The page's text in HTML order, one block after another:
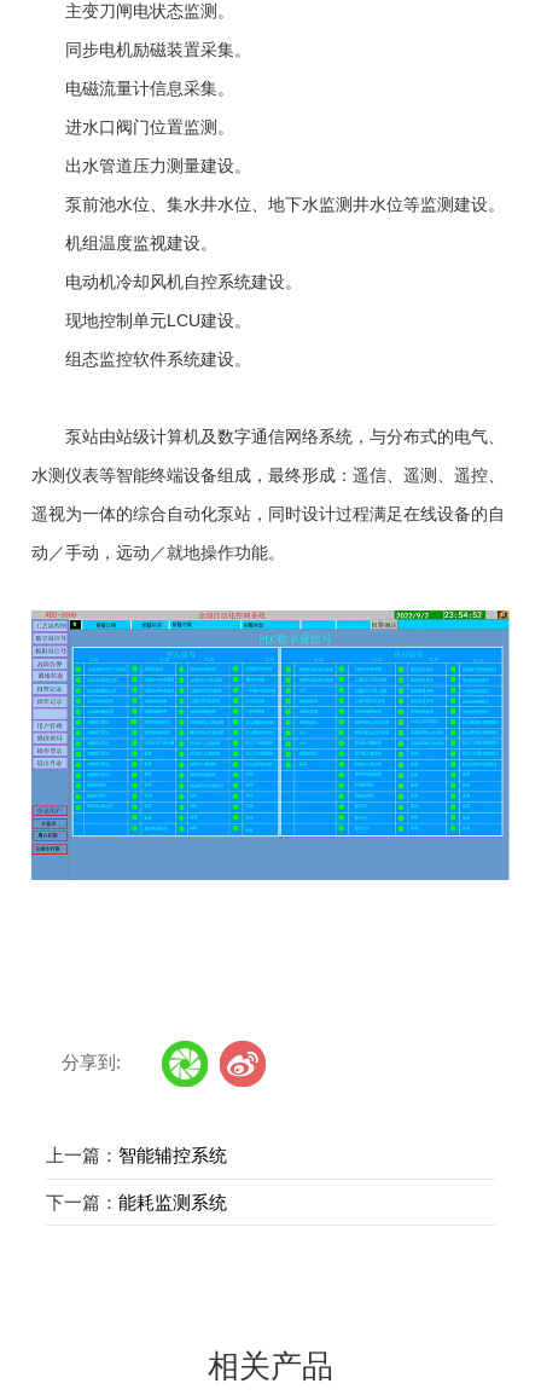
主变刀闸电状态监测。
同步电机励磁装置采集。
电磁流量计信息采集。
进水口阀门位置监测。
出水管道压力测量建设。
泵前池水位、集水井水位、地下水监测井水位等监测建设。
机组温度监视建设。
电动机冷却风机自控系统建设。
现地控制单元LCU建设。
组态监控软件系统建设。
泵站由站级计算机及数字通信网络系统，与分布式的电气、
水测仪表等智能终端设备组成，最终形成：遥信、遥测、遥控、
遥视为一体的综合自动化泵站，同时设计过程满足在线设备的自
动／手动，远动／就地操作功能。
分享到:
上一篇： 智能辅控系统
下一篇：能耗监测系统
相关产品